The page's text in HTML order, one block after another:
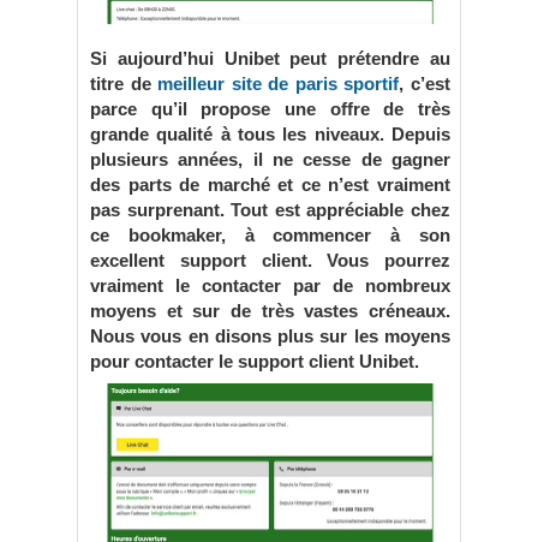
Si aujourd’hui Unibet peut prétendre au
titre de meilleur site de paris sportif, c’est
parce qu’il propose une offre de très
grande qualité à tous les niveaux. Depuis
plusieurs années, il ne cesse de gagner
des parts de marché et ce n’est vraiment
pas surprenant. Tout est appréciable chez
ce bookmaker, à commencer à son
excellent support client. Vous pourrez
vraiment le contacter par de nombreux
moyens et sur de très vastes créneaux.
Nous vous en disons plus sur les moyens
pour contacter le support client Unibet.